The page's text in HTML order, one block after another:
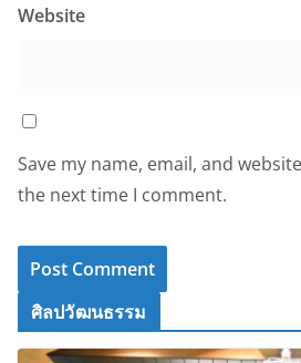
Website
Save my name, email, and
the next time I comment.
ศิลปวัฒนธรรม